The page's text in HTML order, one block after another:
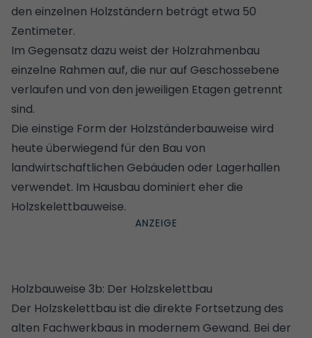
den einzelnen Holzständern beträgt etwa 50
Zentimeter.
Im Gegensatz dazu weist der Holzrahmenbau
einzelne Rahmen auf, die nur auf Geschossebene
verlaufen und von den jeweiligen Etagen getrennt
sind.
Die einstige Form der Holzständerbauweise wird
heute überwiegend für den Bau von
landwirtschaftlichen Gebäuden oder Lagerhallen
verwendet. Im Hausbau dominiert eher die
Holzskelettbauweise.
Holzbauweise 3b: Der Holzskelettbau
Der Holzskelettbau ist die direkte Fortsetzung des
alten Fachwerkbaus in modernem Gewand. Bei der